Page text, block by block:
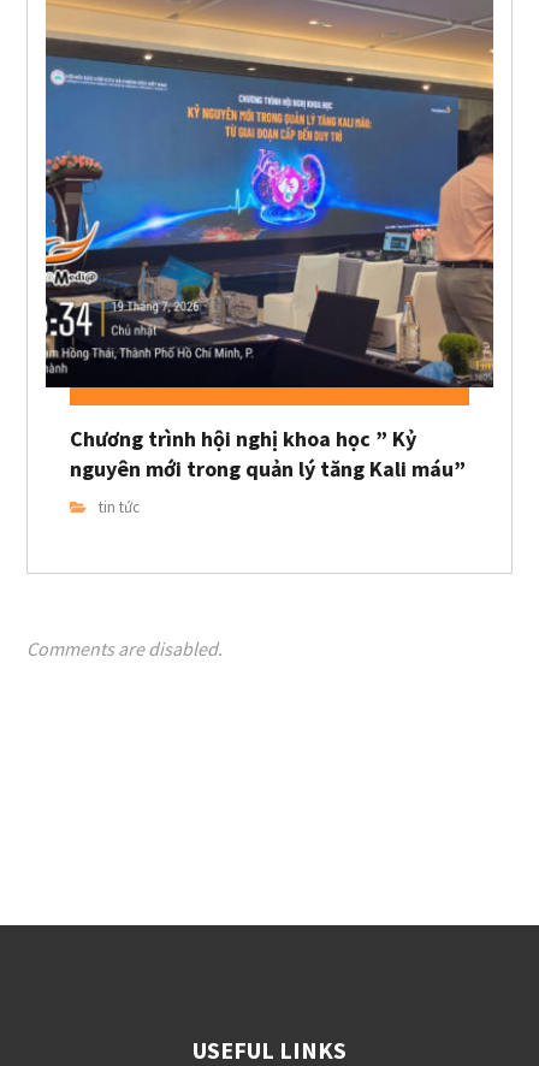
Chương trình hội nghị khoa học ” Kỷ
nguyên mới trong quản lý tăng Kali máu”
tin tức
Comments are disabled.
USEFUL LINKS